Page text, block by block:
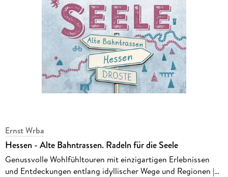
Ernst Wrba
Hessen - Alte Bahntrassen. Radeln für die Seele
Genussvolle Wohlfühltouren mit einzigartigen Erlebnissen
und Entdeckungen entlang idyllischer Wege und Regionen |